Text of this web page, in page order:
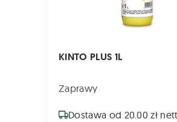
KINTO PLUS 1L
Zaprawy
Dostawa od 20.00 zł